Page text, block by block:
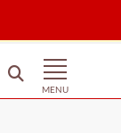
MENU